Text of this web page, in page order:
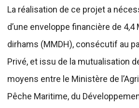
La réalisation de ce projet a
d’une enveloppe financière de 4,4
dirhams (MMDH), consécutif au
Privé, et issu de la mutualisation
moyens entre le Ministère de
Pêche Maritime, du